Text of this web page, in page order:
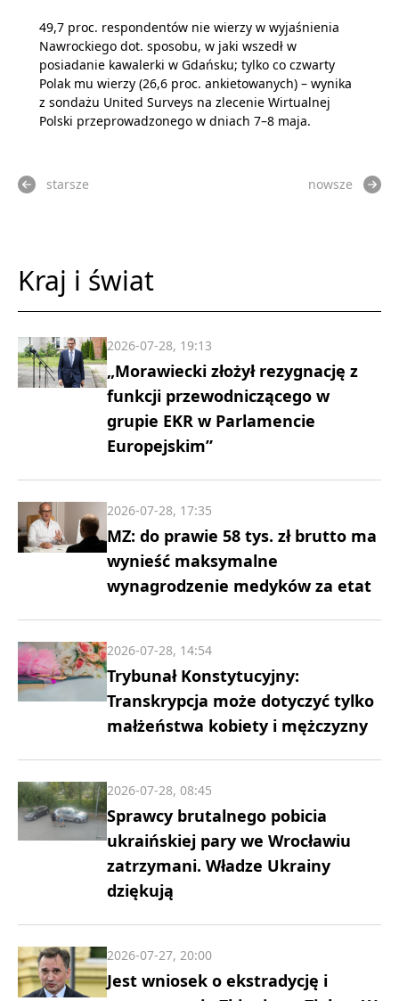
49,7 proc. respondentów nie wierzy w wyjaśnienia
Nawrockiego dot. sposobu, w jaki wszedł w
posiadanie kawalerki w Gdańsku; tylko co czwarty
Polak mu wierzy (26,6 proc. ankietowanych) – wynika
z sondażu United Surveys na zlecenie Wirtualnej
Polski przeprowadzonego w dniach 7–8 maja.
starsze nowsze
Kraj i świat
„Morawiecki złożył rezygnację z
funkcji przewodniczącego w
grupie EKR w Parlamencie
Europejskim”
2026-07-28, 19:13
MZ: do prawie 58 tys. zł brutto ma
wynieść maksymalne
wynagrodzenie medyków za etat
2026-07-28, 17:35
Trybunał Konstytucyjny:
Transkrypcja może dotyczyć tylko
małżeństwa kobiety i mężczyzny
2026-07-28, 14:54
Sprawcy brutalnego pobicia
ukraińskiej pary we Wrocławiu
zatrzymani. Władze Ukrainy
dziękują
2026-07-28, 08:45
Jest wniosek o ekstradycję i
2026-07-27, 20:00